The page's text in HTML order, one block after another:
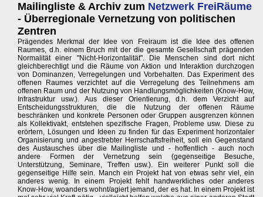
Mailingliste & Archiv zum Netzwerk FreiRäume
- Überregionale Vernetzung von politischen
Zentren
Prägendes Merkmal der Idee von Freiraum ist die Idee des offenen
Raumes, d.h. einem Bruch mit der die gesamte Gesellschaft prägenden
Normalität einer "Nicht-Horizontalität". Die Menschen sind dort nicht
gleichberechtigt und die Räume von Aktion und Interaktion durchzogen
von Dominanzen, Verregelungen und Vorbehalten. Das Experiment des
offenen Raumes verzichtet auf die Verregelung des Teilnehmens am
offenen Raum und der Nutzung von Handlungsmöglichkeiten (Know-How,
Infrastruktur usw.). Aus dieser Orientierung, d.h. dem Verzicht auf
Entscheidungsstrukturen, die die Nutzung der offenen Räume
beschränken und konkrete Personen oder Gruppen ausgrenzen können
als Kollektivakt, entstehen spezifische Fragen, Probleme usw. Diese zu
erörtern, Lösungen und Ideen zu finden für das Experiment horizontaler
Organisierung und angestrebter Herrschaftsfreiheit, soll ein Gegenstand
des Austausches über die Mailingliste und - hoffentlich - auch noch
andere Formen der Vernetzung sein (gegenseitige Besuche,
Unterstützung, Seminare, Treffen usw.). Ein weiterer Punkt soll die
gegenseitige Hilfe sein. Manch ein Projekt hat von etwas sehr viel, ein
anderes wenig. In einem Projekt fehlt handwerkliches oder anderes
Know-How, woanders wohnt/agiert jemand, der es hat. In einem Projekt ist